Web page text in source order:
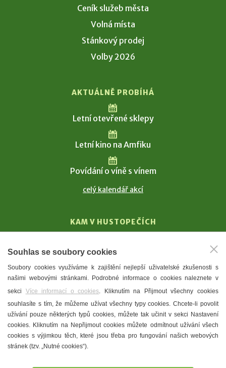
Ceník služeb města
Volná místa
Stánkový prodej
Volby 2026
AKTUÁLNĚ PROBÍHÁ
Letní otevřené sklepy
Letní kino na Amfiku
Povídání o víně s vínem
celý kalendář akcí
KAM V HUSTOPEČÍCH
T. G. Masaryk
Mandloně
Ubytování
Restaurace
Městské muzeum a galerie
Denní meníčka
Souhlas se soubory cookies
Soubory cookies využíváme k zajištění nejlepší uživatelské zkušenosti s
našimi webovými stránkami. Podrobné informace o cookies naleznete v
sekci Více informací o cookies. Kliknutím na Přijmout všechny cookies
souhlasíte s tím, že můžeme užívat všechny typy cookies. Chcete-li povolit
užívání pouze některých typů cookies, můžete tak učinit v sekci Nastavení
cookies. Kliknutím na Nepřijmout cookies můžete odmítnout užívání všech
cookies s výjimkou těch, které jsou třeba pro fungování našich webových
stránek (tzv. „Nutné cookies“).